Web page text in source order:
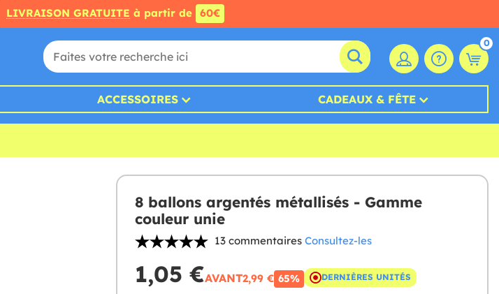
LIVRAISON GRATUITE à partir de 60€
0
ACCESSOIRES CADEAUX & FÊTE
8 ballons argentés métallisés - Gamme
couleur unie
13 commentaires Consultez-les
1,05 €AVANT2,99 € 65% DERNIÈRES UNITÉS